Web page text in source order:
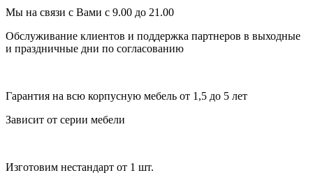
Мы на связи с Вами с 9.00 до 21.00
Обслуживание клиентов и поддержка партнеров в выходные
и праздничные дни по согласованию
Гарантия на всю корпусную мебель от 1,5 до 5 лет
Зависит от серии мебели
Изготовим нестандарт от 1 шт.